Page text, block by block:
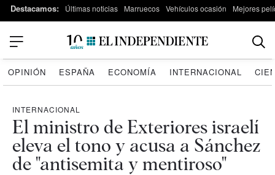
Destacamos: Últimas noticias Marruecos Vehículos ocasión Mejores
OPINIÓN ESPAÑA ECONOMÍA INTERNACIONAL
INTERNACIONAL
El ministro de Exteriores israelí
eleva el tono y acusa a Sánchez
de "antisemita y mentiroso"